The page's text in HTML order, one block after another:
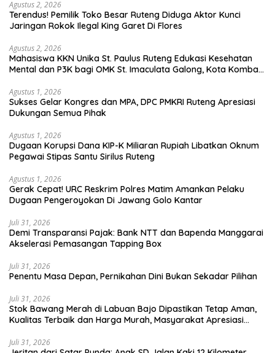
Agustus 2, 2026
Terendus! Pemilik Toko Besar Ruteng Diduga Aktor Kunci
Jaringan Rokok Ilegal King Garet Di Flores
Agustus 2, 2026
Mahasiswa KKN Unika St. Paulus Ruteng Edukasi Kesehatan
Mental dan P3K bagi OMK St. Imaculata Galong, Kota Komba
Agustus 1, 2026
Sukses Gelar Kongres dan MPA, DPC PMKRI Ruteng Apresiasi
Dukungan Semua Pihak
Agustus 1, 2026
Dugaan Korupsi Dana KIP-K Miliaran Rupiah Libatkan Oknum
Pegawai Stipas Santu Sirilus Ruteng
Agustus 1, 2026
Gerak Cepat! URC Reskrim Polres Matim Amankan Pelaku
Dugaan Pengeroyokan Di Jawang Golo Kantar
Juli 31, 2026
​Demi Transparansi Pajak: Bank NTT dan Bapenda Manggarai
Akselerasi Pemasangan Tapping Box
Juli 31, 2026
Penentu Masa Depan, Pernikahan Dini Bukan Sekadar Pilihan
Juli 31, 2026
Stok Bawang Merah di Labuan Bajo Dipastikan Tetap Aman,
Kualitas Terbaik dan Harga Murah, Masyarakat Apresiasi
Juli 31, 2026